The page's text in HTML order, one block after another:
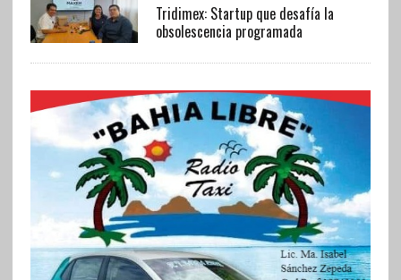
Tridimex: Startup que desafía la
obsolescencia programada